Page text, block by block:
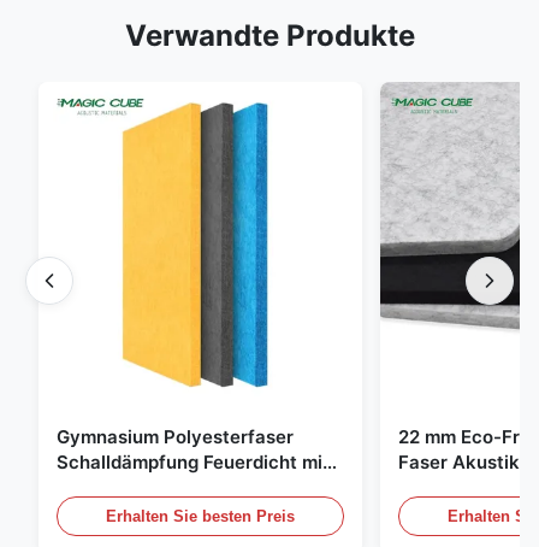
Verwandte Produkte
Gymnasium Polyesterfaser
Schalldämpfung Feuerdicht mit
Erhalten Sie besten Preis
22 mm Eco-
Faser Akustik-
Erhalten